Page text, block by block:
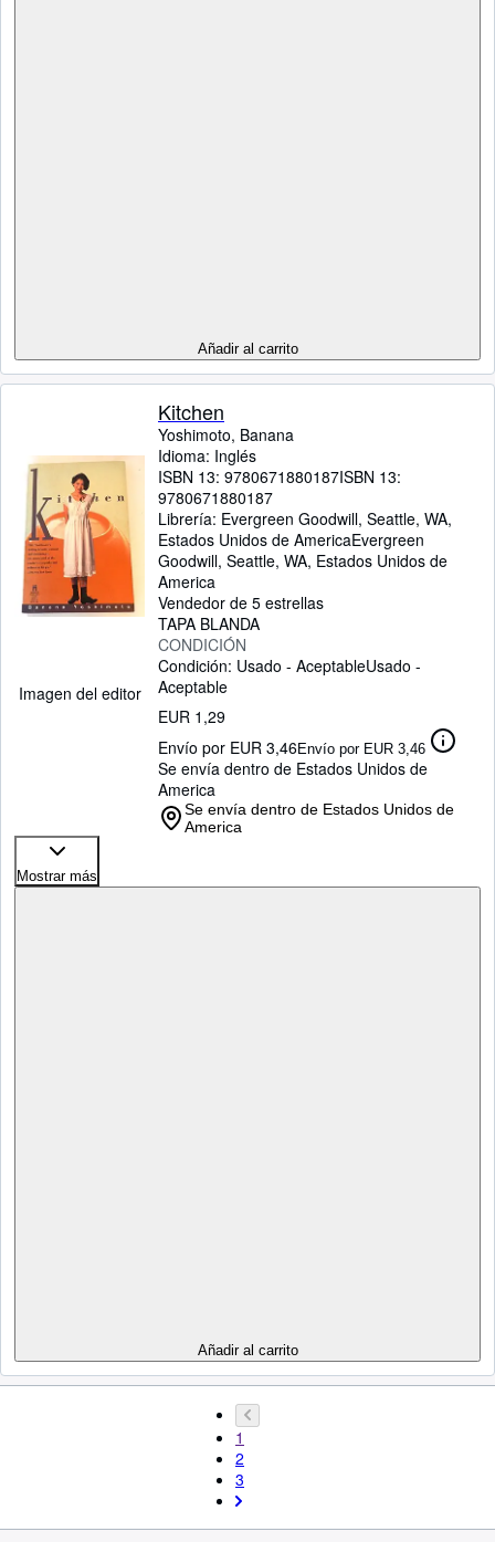
Añadir al carrito
Imagen del editor
Kitchen
Yoshimoto, Banana
Idioma: Inglés
ISBN 13: 9780671880187ISBN 13:
9780671880187
Librería: Evergreen Goodwill, Seattle, WA,
Estados Unidos de AmericaEvergreen
Goodwill, Seattle, WA, Estados Unidos de
America
Vendedor de 5 estrellas
TAPA BLANDA
CONDICIÓN
Condición: Usado - AceptableUsado -
Aceptable
EUR 1,29
Envío por EUR 3,46Envío por EUR 3,46
Se envía dentro de Estados Unidos de
America
Se envía dentro de Estados Unidos de
America
Mostrar más
Añadir al carrito
1
2
3